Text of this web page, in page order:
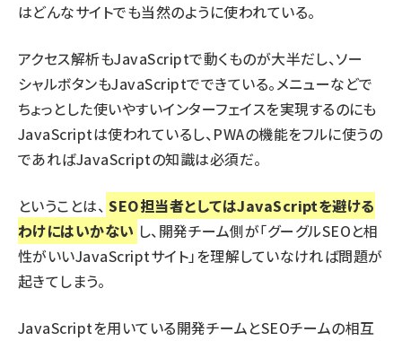
はどんなサイトでも当然のように使われている。
アクセス解析もJavaScriptで動くものが大半だし、ソー
シャルボタンもJavaScriptでできている。メニューなどで
ちょっとした使いやすいインターフェイスを実現するのにも
JavaScriptは使われているし、PWAの機能をフルに使うの
であればJavaScriptの知識は必須だ。
ということは、 SEO担当者としてはJavaScriptを避ける
わけにはいかない し、開発チーム側が「グーグルSEOと相
性がいいJavaScriptサイト」を理解していなければ問題が
起きてしまう。
JavaScriptを用いている開発チームとSEOチームの相互